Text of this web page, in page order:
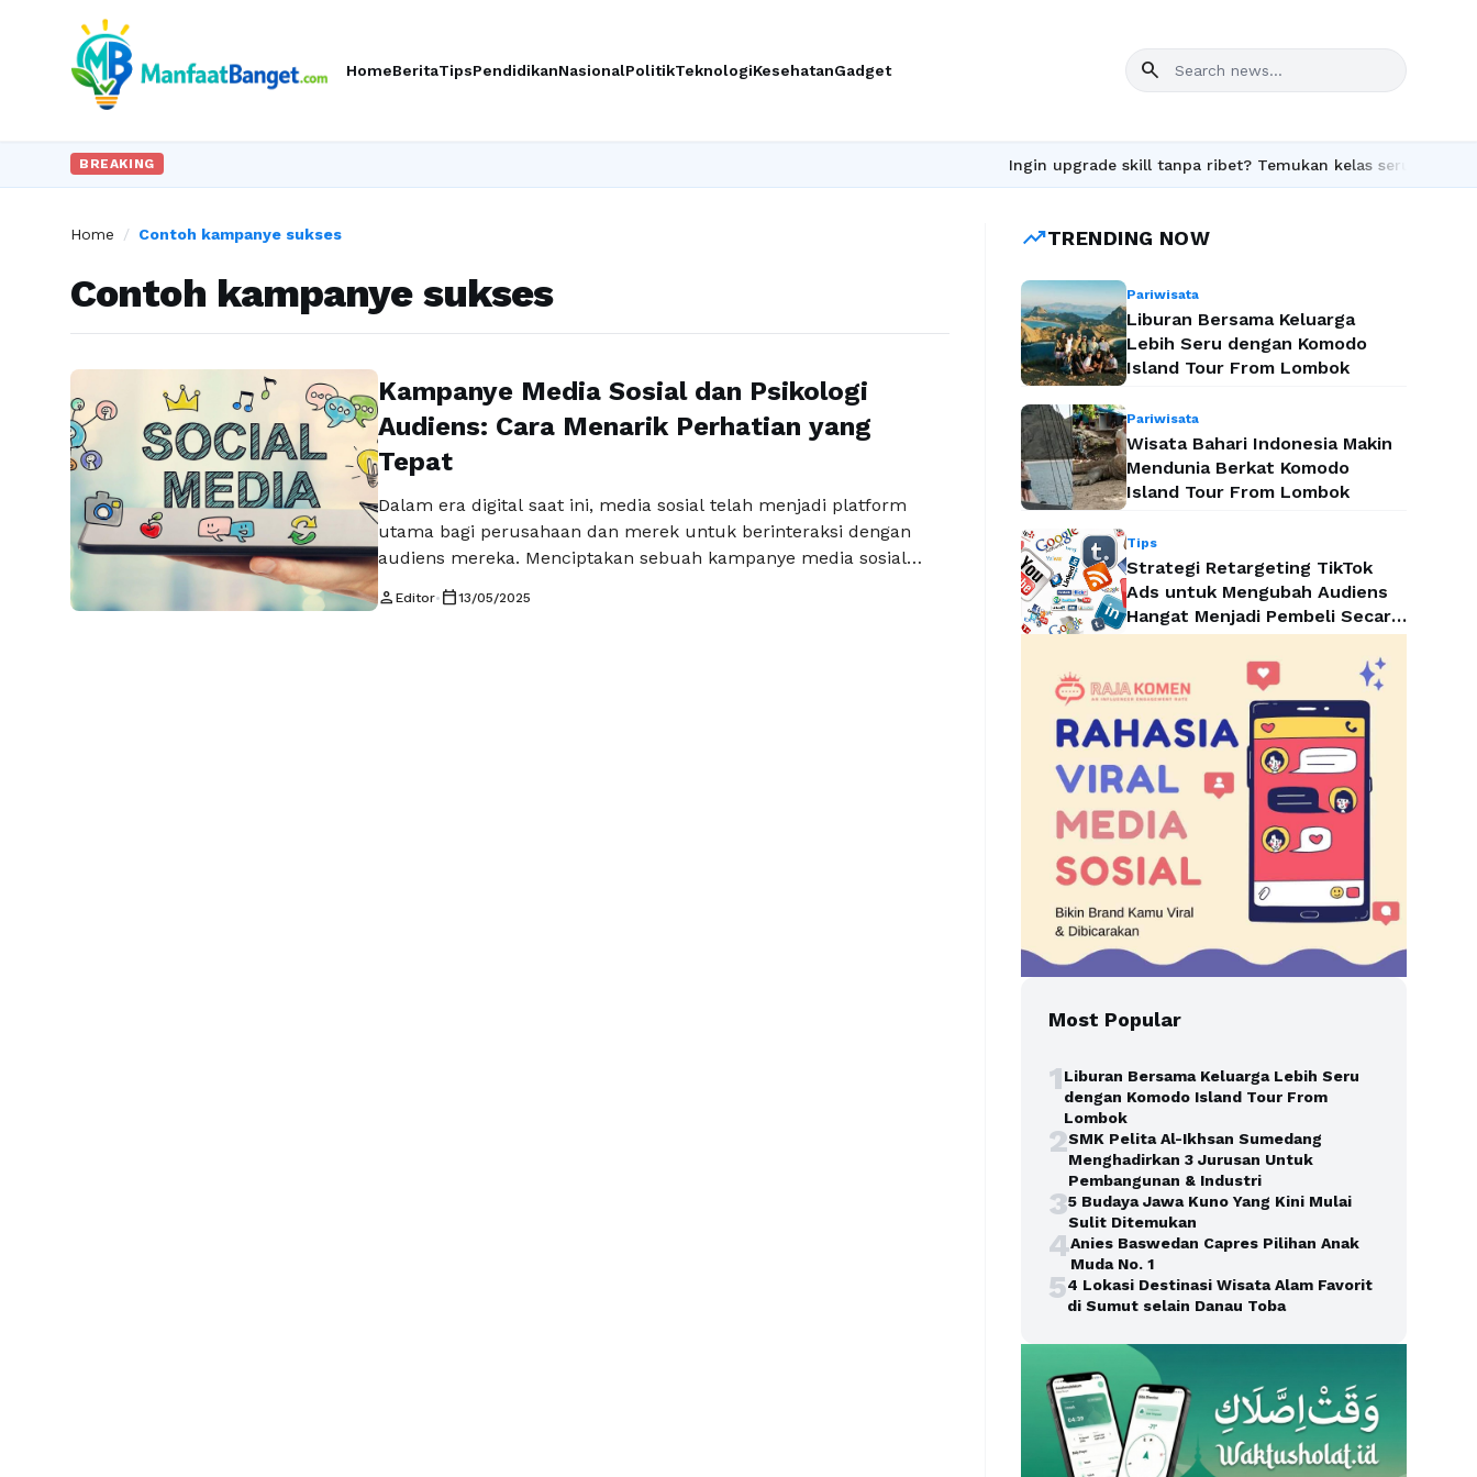
HomeBeritaTipsPendidikanNasionalPolitikTeknologiKesehatanGadget search
BREAKING Ingin upgrade skill tanpa ribet? Temukan kelas seru dan materi
Home / Contoh kampanye sukses
Contoh kampanye sukses
Kampanye Media Sosial dan Psikologi
Audiens: Cara Menarik Perhatian yang
Tepat
Dalam era digital saat ini, media sosial telah menjadi platform
utama bagi perusahaan dan merek untuk berinteraksi dengan
audiens mereka. Menciptakan sebuah kampanye media sosial
juga tentang pemahaman psikologi audiens. Dengan pendekatan
person Editor• calendar_today13/05/2025
trending_upTRENDING NOW
Pariwisata
Liburan Bersama Keluarga
Lebih Seru dengan Komodo
Island Tour From Lombok
Pariwisata
Wisata Bahari Indonesia Makin
Mendunia Berkat Komodo
Island Tour From Lombok
Tips
Strategi Retargeting TikTok
Ads untuk Mengubah Audiens
Hangat Menjadi Pembeli Secara
Efektif
Most Popular
1Liburan Bersama Keluarga Lebih Seru
dengan Komodo Island Tour From
Lombok
2SMK Pelita Al-Ikhsan Sumedang
Menghadirkan 3 Jurusan Untuk
Pembangunan & Industri
35 Budaya Jawa Kuno Yang Kini Mulai
Sulit Ditemukan
4Anies Baswedan Capres Pilihan Anak
Muda No. 1
54 Lokasi Destinasi Wisata Alam Favorit
di Sumut selain Danau Toba